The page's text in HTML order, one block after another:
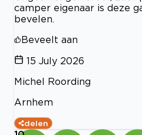
camper eigenaar is deze
bevelen.
Beveelt aan
15 July 2026
Michel Roording
Arnhem
delen